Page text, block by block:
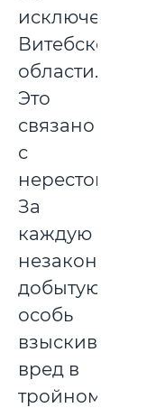
исключением
Витебской
области.
Это
связано
с
нерестом.
За
каждую
незаконно
добытую
особь
взыскивается
вред в
тройном